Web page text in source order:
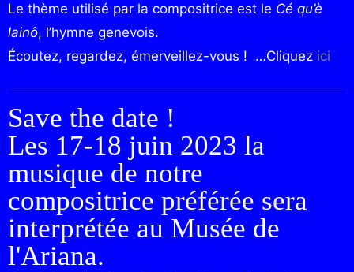
Le thème utilisé par la compositrice est le Cé qu’è
lainô, l’hymne genevois.
Écoutez, regardez, émerveillez-vous ! …Cliquez ici
Save the date !
​Les 17-18 juin 2023 la
musique de notre
compositrice préférée sera
interprétée au Musée de
l'Ariana.